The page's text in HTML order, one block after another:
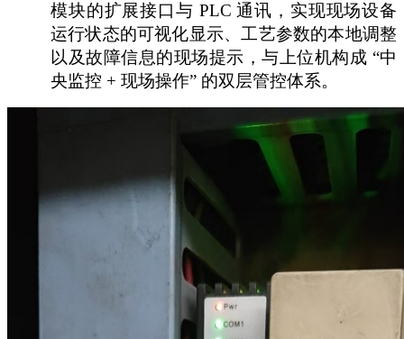
模块的扩展接口与 PLC 通讯，实现现场设备
运行状态的可视化显示、工艺参数的本地调整
以及故障信息的现场提示，与上位机构成 “中
央监控 + 现场操作” 的双层管控体系。